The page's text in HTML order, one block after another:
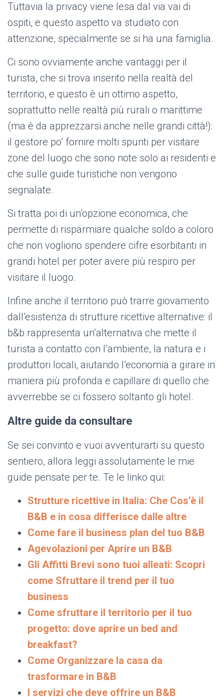
Tuttavia la privacy viene lesa dal via vai di
ospiti, e questo aspetto va studiato con
attenzione, specialmente se si ha una famiglia.
Ci sono ovviamente anche vantaggi per il
turista, che si trova inserito nella realtà del
territorio, e questo è un ottimo aspetto,
soprattutto nelle realtà più rurali o marittime
(ma è da apprezzarsi anche nelle grandi città!):
il gestore po’ fornire molti spunti per visitare
zone del luogo che sono note solo ai residenti e
che sulle guide turistiche non vengono
segnalate.
Si tratta poi di un’opzione economica, che
permette di risparmiare qualche soldo a coloro
che non vogliono spendere cifre esorbitanti in
grandi hotel per poter avere più respiro per
visitare il luogo.
Infine anche il territorio può trarre giovamento
dall’esistenza di strutture ricettive alternative: il
b&b rappresenta un’alternativa che mette il
turista a contatto con l’ambiente, la natura e i
produttori locali, aiutando l’economia a girare in
maniera più profonda e capillare di quello che
avverrebbe se ci fossero soltanto gli hotel.
Altre guide da consultare
Se sei convinto e vuoi avventurarti su questo
sentiero, allora leggi assolutamente le mie
guide pensate per te. Te le linko qui:
Strutture ricettive in Italia: Che Cos’è il
B&B e in cosa differisce dalle altre
Come fare il business plan del tuo B&B
Agevolazioni per Aprire un B&B
Gli Affitti Brevi sono tuoi alleati: Scopri
come Sfruttare il trend per il tuo
business
Come sfruttare il territorio per il tuo
progetto: dove aprire un bed and
breakfast?
Come Organizzare la casa da
trasformare in B&B
I servizi che deve offrire un B&B